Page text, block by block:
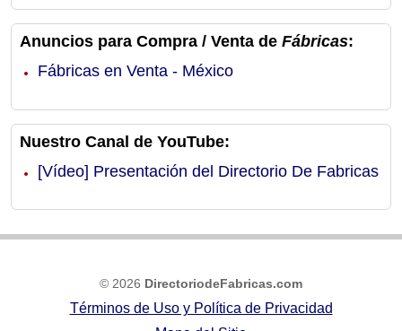
Anuncios para Compra / Venta de Fábricas:
Fábricas en Venta - México
Nuestro Canal de YouTube:
[Vídeo] Presentación del Directorio De Fabricas
© 2026 DirectoriodeFabricas.com
Términos de Uso y Política de Privacidad